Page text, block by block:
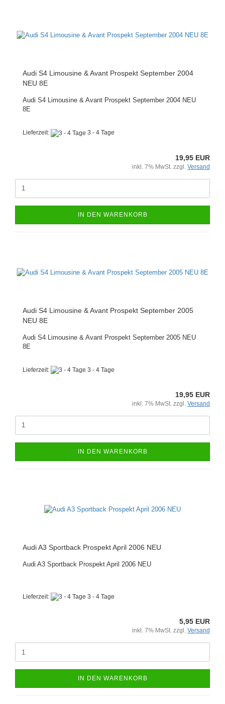
Audi S4 Limousine & Avant Prospekt September 2004
NEU 8E
Audi S4 Limousine & Avant Prospekt September 2004 NEU
8E
Lieferzeit: 3 - 4 Tage
19,95 EUR
inkl. 7% MwSt. zzgl. Versand
IN DEN WARENKORB
Audi S4 Limousine & Avant Prospekt September 2005
NEU 8E
Audi S4 Limousine & Avant Prospekt September 2005 NEU
8E
Lieferzeit: 3 - 4 Tage
19,95 EUR
inkl. 7% MwSt. zzgl. Versand
IN DEN WARENKORB
Audi A3 Sportback Prospekt April 2006 NEU
Audi A3 Sportback Prospekt April 2006 NEU
Lieferzeit: 3 - 4 Tage
5,95 EUR
inkl. 7% MwSt. zzgl. Versand
IN DEN WARENKORB